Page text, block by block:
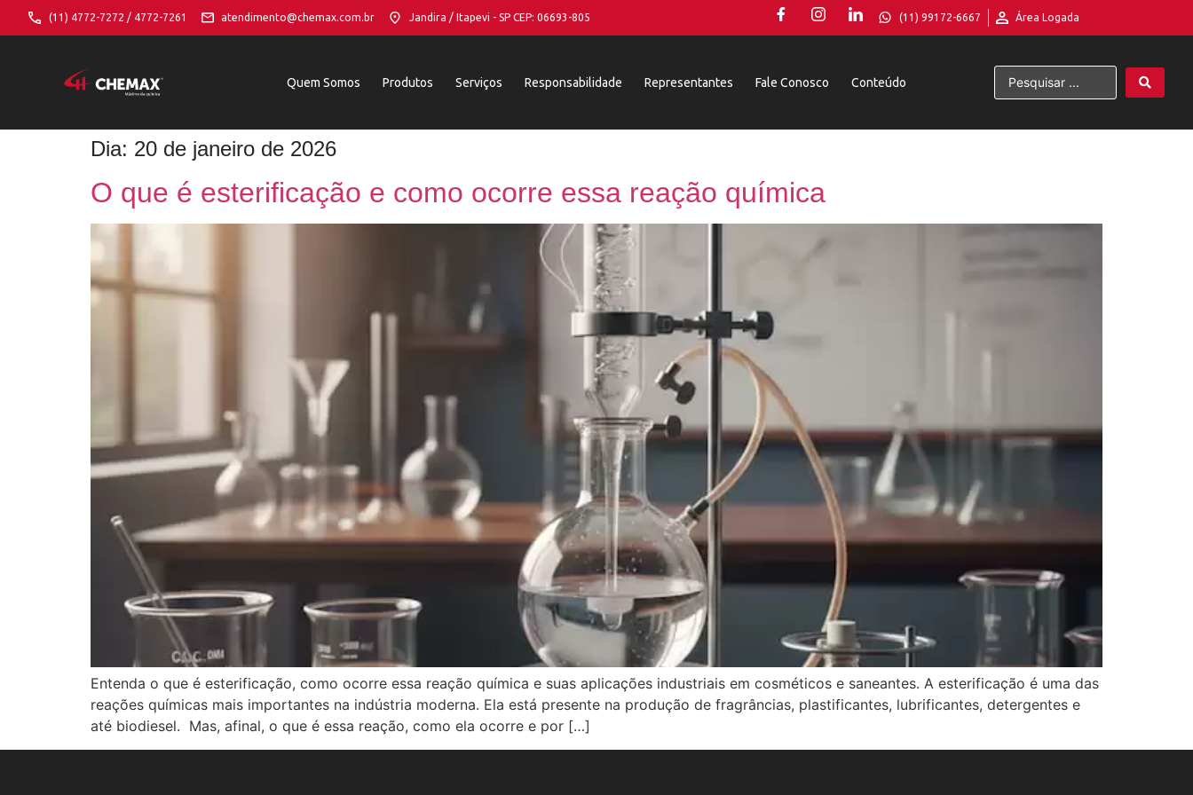
(11) 4772-7272 / 4772-7261 atendimento@chemax.com.br Jandira / Itapevi - SP CEP: 06693-805 (11) 99172-6667 Área Logada
Quem Somos Produtos Serviços Responsabilidade Representantes Fale Conosco Conteúdo
Dia: 20 de janeiro de 2026
O que é esterificação e como ocorre essa reação química
Entenda o que é esterificação, como ocorre essa reação química e suas aplicações industriais em cosméticos e saneantes. A esterificação é uma das
reações químicas mais importantes na indústria moderna. Ela está presente na produção de fragrâncias, plastificantes, lubrificantes, detergentes e
até biodiesel. Mas, afinal, o que é essa reação, como ela ocorre e por […]